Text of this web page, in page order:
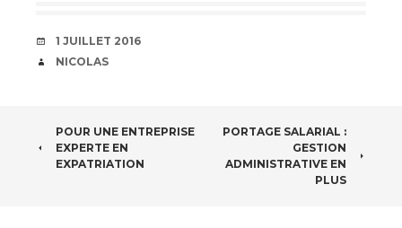
DATE
1 JUILLET 2016
AUTEUR
NICOLAS
NAVIGATION
DES
POUR UNE ENTREPRISE
EXPERTE EN
EXPATRIATION
PORTAGE SALARIAL :
GESTION
ADMINISTRATIVE EN
PLUS